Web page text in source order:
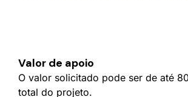
Valor de apoio
O valor solicitado pode ser de até
total do projeto.